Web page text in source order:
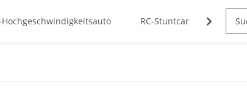
Hochgeschwindigkeitsauto RC-Stuntcar